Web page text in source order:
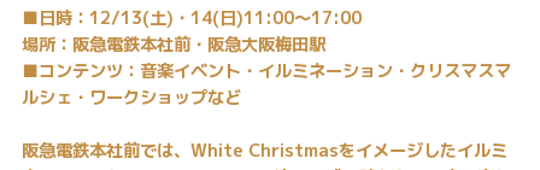
■日時：12/13(土)・14(日)11:00～17:00
場所：阪急電鉄本社前・阪急大阪梅田駅
■コンテンツ：音楽イベント・イルミネーション・クリスマスマ
ルシェ・ワークショップなど
阪急電鉄本社前では、White Christmasをイメージしたイルミ